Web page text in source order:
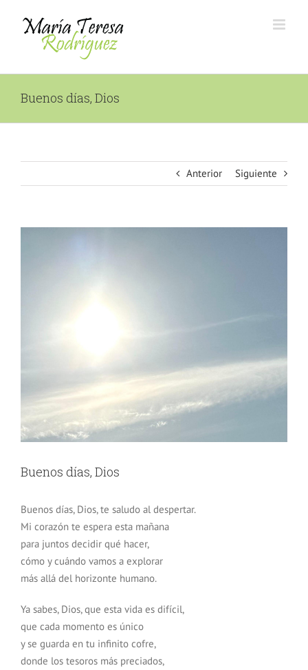
contenido
Buenos días, Dios
Anterior Siguiente
Buenos días, Dios
Buenos días, Dios, te saludo al despertar.
Mi corazón te espera esta mañana
para juntos decidir qué hacer,
cómo y cuándo vamos a explorar
más allá del horizonte humano.
Ya sabes, Dios, que esta vida es difícil,
que cada momento es único
y se guarda en tu infinito cofre,
donde los tesoros más preciados,